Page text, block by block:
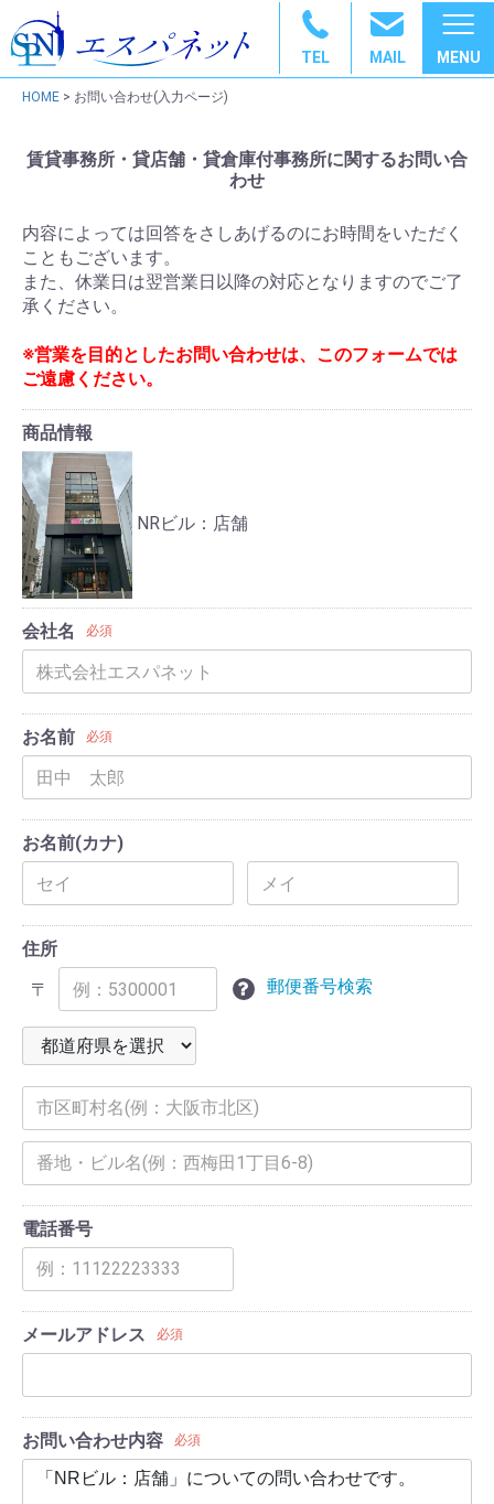
TEL MAIL
HOME > お問い合わせ(入力ページ)
賃貸事務所・貸店舗・貸倉庫付事務所に関するお問い合
わせ
内容によっては回答をさしあげるのにお時間をいただく
こともございます。
また、休業日は翌営業日以降の対応となりますのでご了
承ください。
※営業を目的としたお問い合わせは、このフォームでは
ご遠慮ください。
商品情報
NRビル：店舗
会社名 必須
お名前 必須
お名前(カナ)
住所
〒
郵便番号検索
電話番号
メールアドレス 必須
お問い合わせ内容 必須